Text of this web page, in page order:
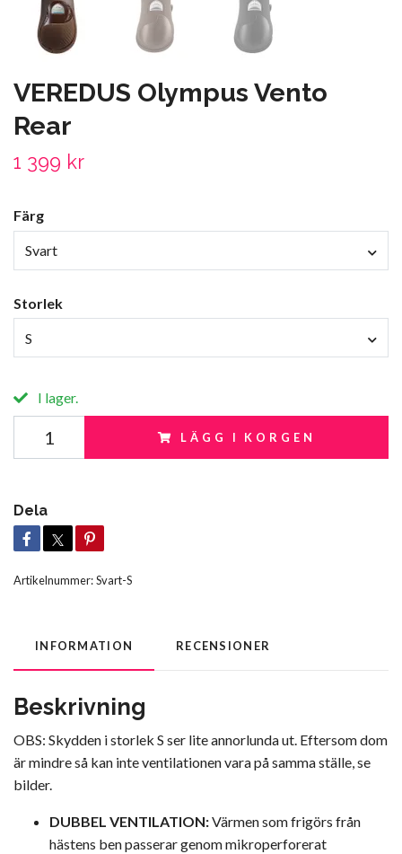
VEREDUS Olympus Vento
Rear
1 399 kr
Färg
Svart
Storlek
S
I lager.
LÄGG I KORGEN
Dela
Artikelnummer:Svart-S
INFORMATION RECENSIONER
Beskrivning
OBS: Skydden i storlek S ser lite annorlunda ut. Eftersom dom
är mindre så kan inte ventilationen vara på samma ställe, se
bilder.
DUBBEL VENTILATION:Värmen som frigörs från
hästens ben passerar genom mikroperforerat